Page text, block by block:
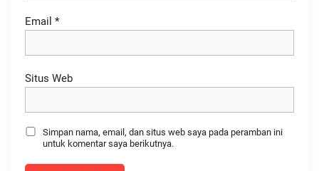
Email *
Situs Web
Simpan nama, email, dan situs web saya pada peramban ini
untuk komentar saya berikutnya.